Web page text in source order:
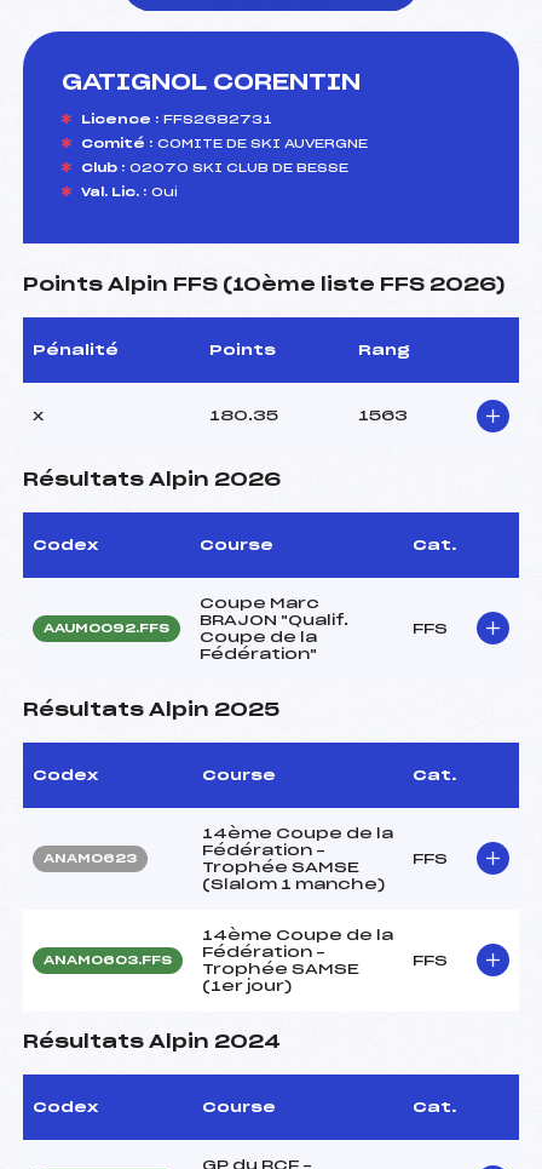
GATIGNOL CORENTIN
Licence : FFS2682731
Comité : COMITE DE SKI AUVERGNE
Club : 02070 SKI CLUB DE BESSE
Val. Lic. : Oui
Points Alpin FFS (10ème liste FFS 2026)
Pénalité Points Rang
x 180.35 1563
Résultats Alpin 2026
Codex Course Cat.
AAUM0092.FFS
Coupe Marc
BRAJON "Qualif.
Coupe de la
Fédération"
FFS
Résultats Alpin 2025
Codex Course Cat.
ANAM0623
14ème Coupe de la
Fédération –
Trophée SAMSE
(Slalom 1 manche)
FFS
ANAM0603.FFS
14ème Coupe de la
Fédération –
Trophée SAMSE
(1er jour)
FFS
Résultats Alpin 2024
Codex Course Cat.
GP du RCF –